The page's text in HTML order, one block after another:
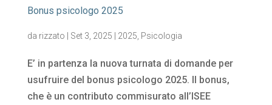
Bonus psicologo 2025
da rizzato Set 3, 2025 2025 Psicologia
E’ in partenza la nuova turnata di domande per
usufruire del bonus psicologo 2025. Il bonus,
che è un contributo commisurato all’ISEE